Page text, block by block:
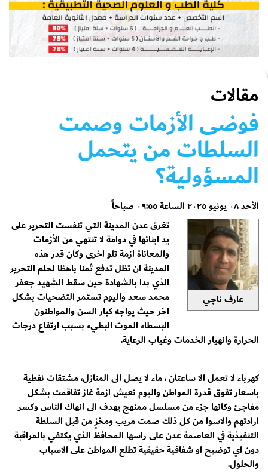
مقالات
فوضى الأزمات وصمت
السلطات من يتحمل
المسؤولية؟
الأحد ٠٨ يونيو ٢٠٢٥ الساعة ٠٩:٥٥ صباحاً
عارف ناجي
تغرق عدن المدينة التي تنفست التحرير على
يد ابنائها في دوامة لا تنتهي من الأزمات
والمعاناة ازمة تلو اخرى وكان قدر هذه
المدينة ان تظل تدفع ثمنا باهظا لحلم التحرير
الذي بدا بالشهادة حين سقط الشهيد جعفر
محمد سعد واليوم تستمر التضحيات بشكل
اخر حيث يواجه كبار السن والمواطنون
البسطاء الموت البطيء بسبب ارتفاع درجات
الحرارة وانهيار الخدمات وغياب الرعاية.
كهرباء لا تعمل الا ساعتان ، ماء لا يصل الى المنازل، مشتقات نفطية
باسعار تفوق قدرة المواطن واليوم نعيش ازمة غاز تفاقمت بشكل
مفاجئ وكانها جزء من مسلسل ممنهج يهدف الى انهاك الناس وكسر
ارادتهم والاسوا من كل ذلك صمت مريب ومخزٍ من قبل السلطة
التنفيذية في العاصمة عدن على راسها المحافظ الذي يكتفي بالمراقبة
دون اي توضيح او شفافية حقيقية تطلع المواطن على الاسباب
والحلول.